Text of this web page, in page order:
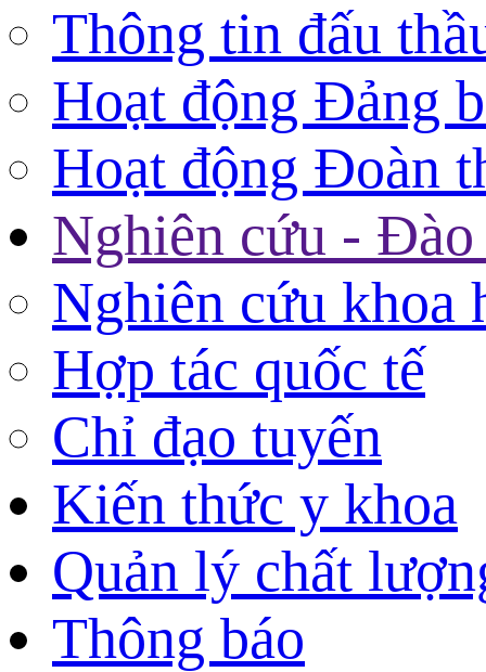
Thông tin đấu
Hoạt động Đảng
Hoạt động Đoàn
Nghiên cứu - Đào
Nghiên cứu khoa
Hợp tác quốc tế
Chỉ đạo tuyến
Kiến thức y khoa
Quản lý chất
Thông báo